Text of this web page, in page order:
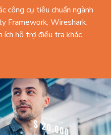
công cụ tiêu chuẩn ngành
Framework, Wireshark,
hỗ trợ điều tra khác.